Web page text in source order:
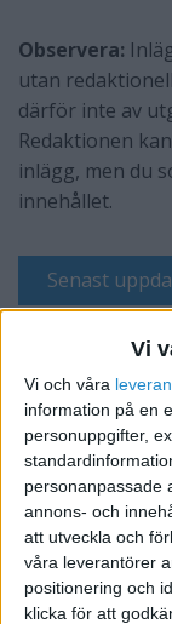
Vi
Vi och våra
information på en
personuppgifter,
personanpassade
annons- och
att utveckla och
våra leverantörer
positionering och
klicka för att
Observera:
utan
därför inte av
Redaktionen
inlägg, men du
innehållet.
Senast
Byggarn
Göra
cykel?
2011-06-12